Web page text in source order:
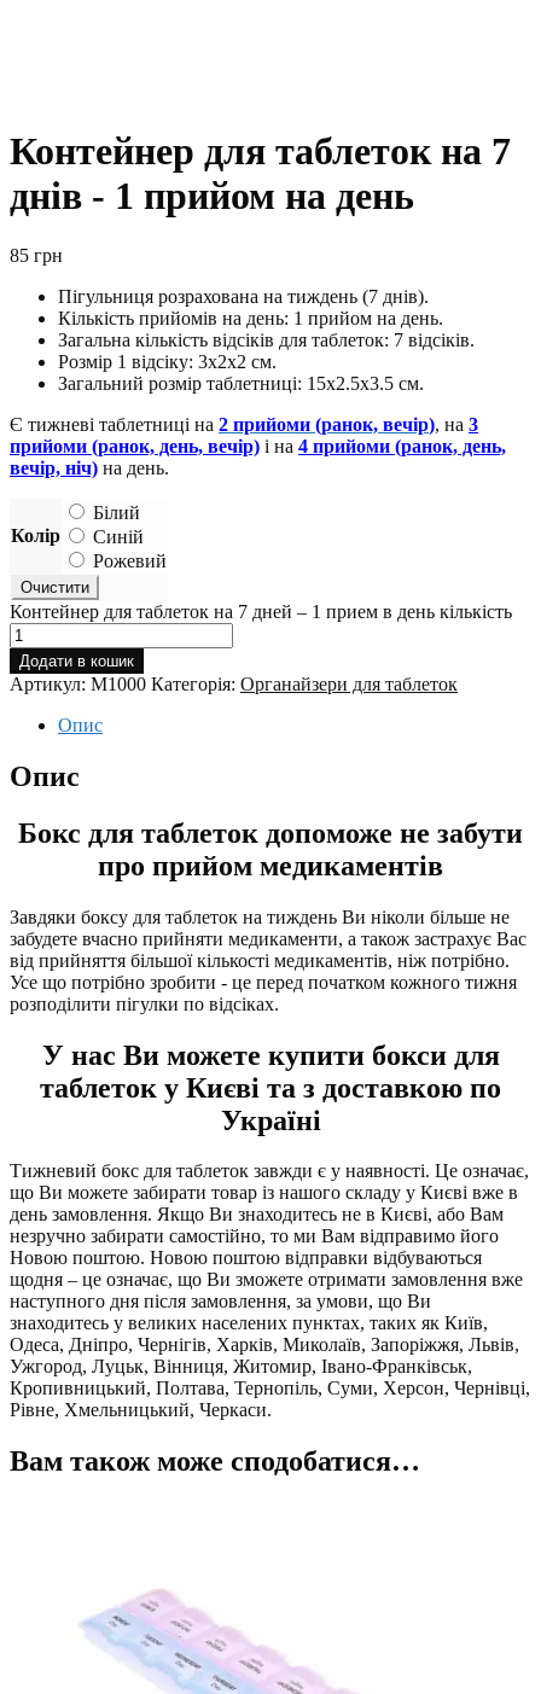
Контейнер для таблеток на 7
днів - 1 прийом на день
85 грн
Пігульниця розрахована на тиждень (7 днів).
Кількість прийомів на день: 1 прийом на день.
Загальна кількість відсіків для таблеток: 7 відсіків.
Розмір 1 відсіку: 3х2х2 см.
Загальний розмір таблетниці: 15х2.5х3.5 см.
Є тижневі таблетниці на 2 прийоми (ранок, вечір), на 3
прийоми (ранок, день, вечір) і на 4 прийоми (ранок, день,
вечір, ніч) на день.
Колір
Білий
Синій
Рожевий
Очистити
Контейнер для таблеток на 7 дней – 1 прием в день кількість
Додати в кошик
Артикул: M1000 Категорія: Органайзери для таблеток
Опис
Опис
Бокс для таблеток допоможе не забути
про прийом медикаментів
Завдяки боксу для таблеток на тиждень Ви ніколи більше не
забудете вчасно прийняти медикаменти, а також застрахує Вас
від прийняття більшої кількості медикаментів, ніж потрібно.
Усе що потрібно зробити - це перед початком кожного тижня
розподілити пігулки по відсіках.
У нас Ви можете купити бокси для
таблеток у Києві та з доставкою по
Україні
Тижневий бокс для таблеток завжди є у наявності. Це означає,
що Ви можете забирати товар із нашого складу у Києві вже в
день замовлення. Якщо Ви знаходитесь не в Києві, або Вам
незручно забирати самостійно, то ми Вам відправимо його
Новою поштою. Новою поштою відправки відбуваються
щодня – це означає, що Ви зможете отримати замовлення вже
наступного дня після замовлення, за умови, що Ви
знаходитесь у великих населених пунктах, таких як Київ,
Одеса, Дніпро, Чернігів, Харків, Миколаїв, Запоріжжя, Львів,
Ужгород, Луцьк, Вінниця, Житомир, Івано-Франківськ,
Кропивницький, Полтава, Тернопіль, Суми, Херсон, Чернівці,
Рівне, Хмельницький, Черкаси.
Вам також може сподобатися…